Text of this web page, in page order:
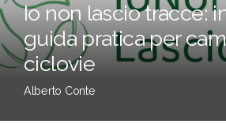
Io non lascio tracce:
guida pratica per
ciclovie
Alberto Conte